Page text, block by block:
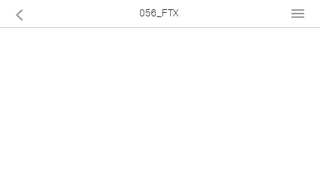
056_FTX